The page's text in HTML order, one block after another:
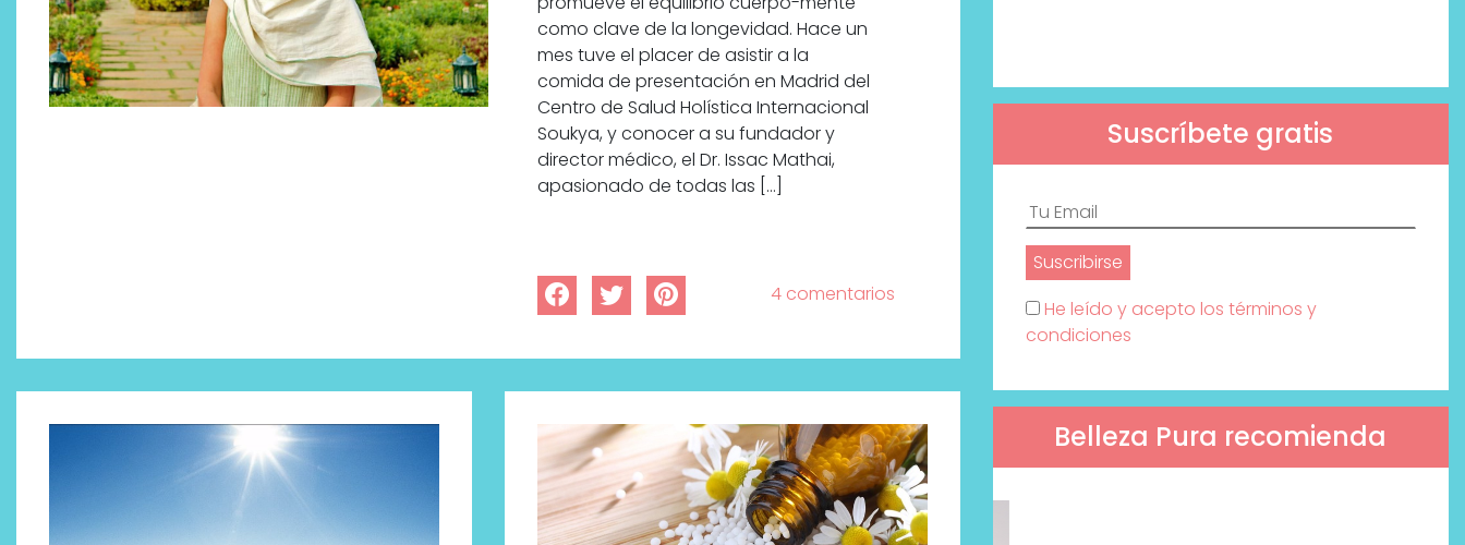
como clave de la longevidad. Hace un
mes tuve el placer de asistir a la
comida de presentación en Madrid del
Centro de Salud Holística Internacional
Soukya, y conocer a su fundador y
director médico, el Dr. Issac Mathai,
apasionado de todas las […]
4 comentarios
Suscríbete gratis
He leído y acepto los términos y
condiciones
Belleza Pura recomienda